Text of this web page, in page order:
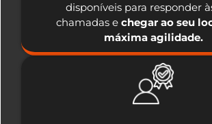
disponíveis para responder
chamadas e chegar ao seu
máxima agilidade.